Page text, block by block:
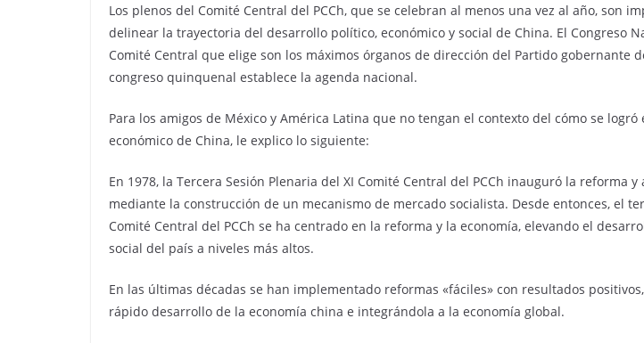
Los plenos del Comité Central del PCCh, que se celebran al menos una vez al año, son
delinear la trayectoria del desarrollo político, económico y social de China. El Congreso
Comité Central que elige son los máximos órganos de dirección del Partido gobernante
congreso quinquenal establece la agenda nacional.
Para los amigos de México y América Latina que no tengan el contexto del cómo se
económico de China, le explico lo siguiente:
En 1978, la Tercera Sesión Plenaria del XI Comité Central del PCCh inauguró la reforma
mediante la construcción de un mecanismo de mercado socialista. Desde entonces, el
Comité Central del PCCh se ha centrado en la reforma y la economía, elevando el
social del país a niveles más altos.
En las últimas décadas se han implementado reformas «fáciles» con resultados
rápido desarrollo de la economía china e integrándola a la economía global.